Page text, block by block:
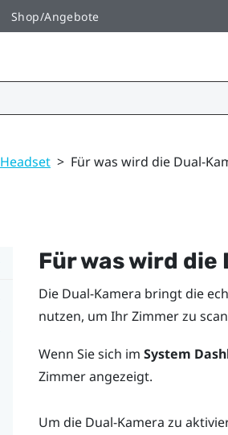
Shop/Angebote
Headset > Für was wird die Dual-
Für was wird
Die Dual-Kamera bringt die
nutzen, um Ihr Zimmer zu
Wenn Sie sich im System
Zimmer angezeigt.
Um die Dual-Kamera zu